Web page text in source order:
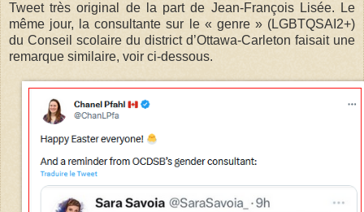
Tweet très original de la part de Jean-François Lisée. Le
même jour, la consultante sur le « genre » (LGBTQSAI2+)
du Conseil scolaire du district d’Ottawa-Carleton faisait une
remarque similaire, voir ci-dessous.